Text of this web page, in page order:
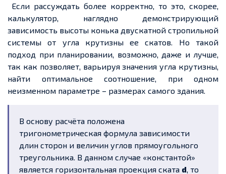
Если рассуждать более корректно, то это, скорее,
калькулятор, наглядно демонстрирующий
зависимость высоты конька двускатной стропильной
системы от угла крутизныее скатов. Но такой
подход при планировании, возможно, даже и лучше,
так как позволяет, варьируя значения угла крутизны,
найти оптимальное соотношение, при одном
неизменном параметре – размерах самого здания.
В основу расчёта положена
тригонометрическая формула зависимости
длин сторон и величин углов прямоугольного
треугольника. В данном случае «константой»
является горизонтальная проекция ската d , то